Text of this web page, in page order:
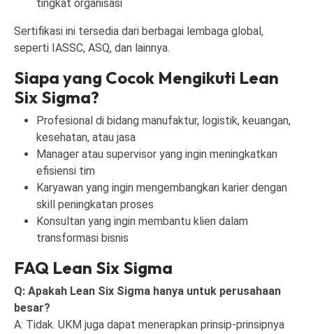
tingkat organisasi
Sertifikasi ini tersedia dari berbagai lembaga global,
seperti IASSC, ASQ, dan lainnya.
Siapa yang Cocok Mengikuti Lean
Six Sigma?
Profesional di bidang manufaktur, logistik, keuangan,
kesehatan, atau jasa
Manager atau supervisor yang ingin meningkatkan
efisiensi tim
Karyawan yang ingin mengembangkan karier dengan
skill peningkatan proses
Konsultan yang ingin membantu klien dalam
transformasi bisnis
FAQ Lean Six Sigma
Q: Apakah Lean Six Sigma hanya untuk perusahaan
besar?
A: Tidak. UKM juga dapat menerapkan prinsip-prinsipnya